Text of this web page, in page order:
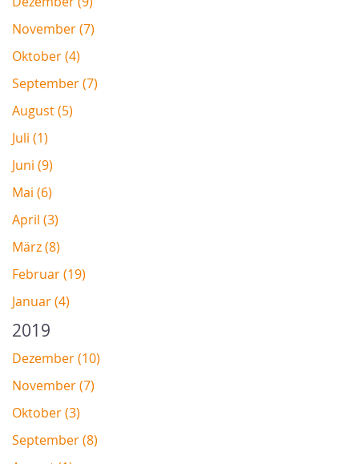
November (7)
Oktober (4)
September (7)
August (5)
Juli (1)
Juni (9)
Mai (6)
April (3)
März (8)
Februar (19)
Januar (4)
2019
Dezember (10)
November (7)
Oktober (3)
September (8)